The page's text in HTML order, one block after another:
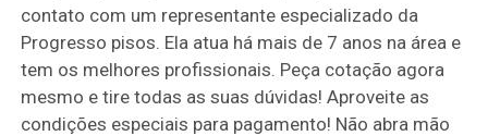
contato com um representante especializado da
Progresso pisos. Ela atua há mais de 7 anos na área e
tem os melhores profissionais. Peça cotação agora
mesmo e tire todas as suas dúvidas! Aproveite as
condições especiais para pagamento! Não abra mão